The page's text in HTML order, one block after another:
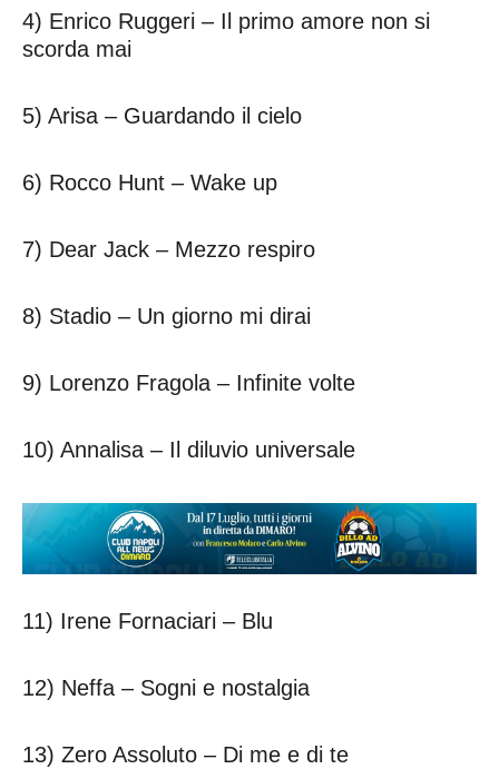
4) Enrico Ruggeri – Il primo amore non si
scorda mai
5) Arisa – Guardando il cielo
6) Rocco Hunt – Wake up
7) Dear Jack – Mezzo respiro
8) Stadio – Un giorno mi dirai
9) Lorenzo Fragola – Infinite volte
10) Annalisa – Il diluvio universale
11) Irene Fornaciari – Blu
12) Neffa – Sogni e nostalgia
13) Zero Assoluto – Di me e di te